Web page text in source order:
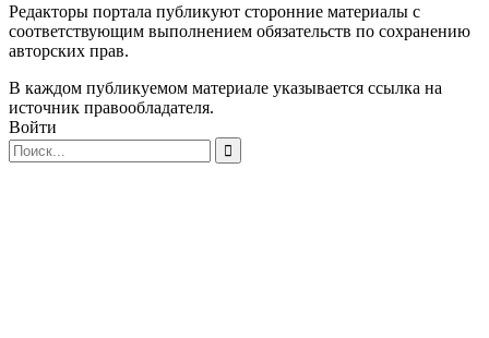
Редакторы портала публикуют сторонние материалы с
соответствующим выполнением обязательств по сохранению
авторских прав.
В каждом публикуемом материале указывается ссылка на
источник правообладателя.
Войти